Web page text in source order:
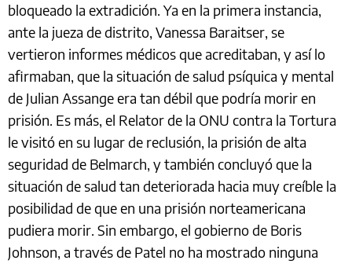
bloqueado la extradición. Ya en la primera instancia,
ante la jueza de distrito, Vanessa Baraitser, se
vertieron informes médicos que acreditaban, y así lo
afirmaban, que la situación de salud psíquica y mental
de Julian Assange era tan débil que podría morir en
prisión. Es más, el Relator de la ONU contra la Tortura
le visitó en su lugar de reclusión, la prisión de alta
seguridad de Belmarch, y también concluyó que la
situación de salud tan deteriorada hacia muy creíble la
posibilidad de que en una prisión norteamericana
pudiera morir. Sin embargo, el gobierno de Boris
Johnson, a través de Patel no ha mostrado ninguna